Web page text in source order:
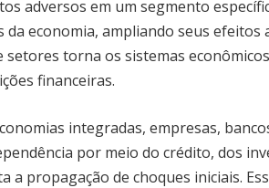
adversos em um segmento
da economia, ampliando seus
setores torna os sistemas
financeiras.
integradas, empresas,
por meio do crédito, dos
a propagação de choques iniciais.